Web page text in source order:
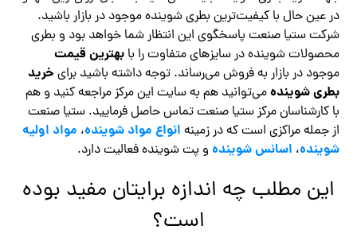
در عین حال با کیفیت‌ترین بطری شوینده موجود در بازار باشید.
شرکت ستیا صنعت پاسخگوی این انتظار شما خواهد بود و بطری
محصولات شوینده در سایزهای متفاوت را بابهترین قیمت
موجود در بازار به فروش می‌رساند. توجه داشته باشید برای خرید
بطری شویندهمی‌توانید هم به سایت این مرکز مراجعه کنید و هم
با کارشناسان مرکز ستیا صنعت تماس حاصل فرمایید. ستیا صنعت
از جمله مراکزی است که در زمینه انواع مواد شوینده، مواد اولیه
شوینده، اسانس شوینده و پت شوینده فعالیت دارد.
این مطلب چه اندازه برایتان مفید بوده
است؟